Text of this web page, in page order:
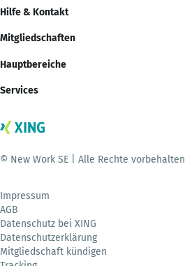
Hilfe & Kontakt
Mitgliedschaften
Hauptbereiche
Services
© New Work SE | Alle Rechte vorbehalten
Impressum
AGB
Datenschutz bei XING
Datenschutzerklärung
Mitgliedschaft kündigen